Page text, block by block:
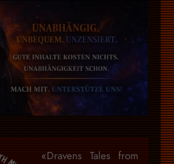
«Dravens Tales from